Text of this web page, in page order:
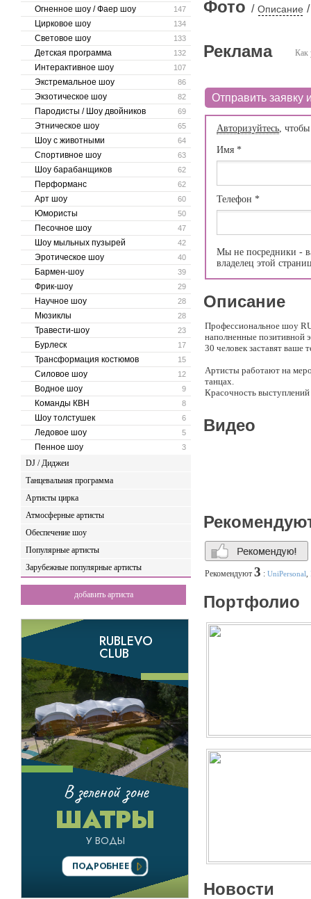
147
Огненное шоу / Фаер шоу
134
Цирковое шоу
133
Световое шоу
132
Детская программа
107
Интерактивное шоу
86
Экстремальное шоу
82
Экзотическое шоу
69
Пародисты / Шоу двойников
65
Этническое шоу
64
Шоу с животными
63
Спортивное шоу
62
Шоу барабанщиков
62
Перформанс
60
Арт шоу
50
Юмористы
47
Песочное шоу
42
Шоу мыльных пузырей
40
Эротическое шоу
39
Бармен-шоу
29
Фрик-шоу
28
Научное шоу
28
Мюзиклы
23
Травести-шоу
17
Бурлеск
15
Трансформация костюмов
12
Силовое шоу
9
Водное шоу
8
Команды КВН
6
Шоу толстушек
5
Ледовое шоу
3
Пенное шоу
DJ / Диджеи
Танцевальная программа
Артисты цирка
Атмосферные артисты
Обеспечение шоу
Популярные артисты
Зарубежные популярные артисты
добавить артиста
Фото / Описание /
Как
Реклама
Отправить заявку
Авторизуйтесь,
Имя *
Телефон *
Мы не посредники -
владелец этой
Описание
Профессиональное шоу
наполненные позитивной
30 человек заставят ваше
Артисты работают на
танцах.
Красочность
Видео
Рекомендуют 3 : UniPersonal
Портфолио
Новости